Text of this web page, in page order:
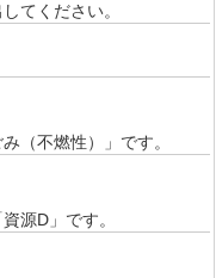
てください。
（不燃性）」です。
源D」です。